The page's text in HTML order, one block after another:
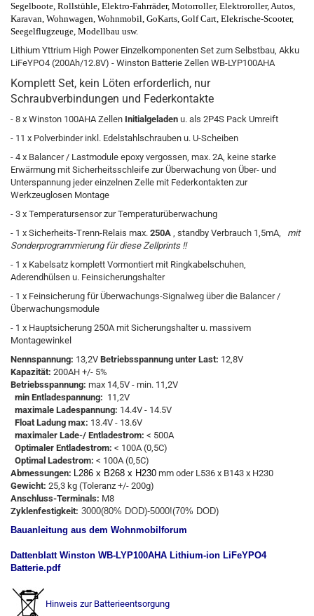
Segelboote, Rollstühle, Elektro-Fahrräder, Motorroller, Elektroroller,Autos,
Karavan, Wohnwagen, Wohnmobil, GoKarts, Golf Cart, Elekrische-Scooter,
Seegelflugzeuge, Modellbau usw.
Lithium Yttrium High Power Einzelkomponenten Set zum Selbstbau, Akku
LiFeYPO4 (200Ah/12.8V) - Winston Batterie Zellen WB-LYP100AHA
Komplett Set, kein Löten erforderlich, nur
Schraubverbindungen und Federkontakte
- 8 x Winston 100AHA Zellen Initialgeladen u. als 2P4S Pack Umreift
- 11 x Polverbinder inkl. Edelstahlschrauben u. U-Scheiben
- 4 x Balancer / Lastmodule epoxy vergossen, max. 2A, keine starke
Erwärmung mit Sicherheitsschleife zur Überwachung von Über- und
Unterspannung jeder einzelnen Zelle mit Federkontakten zur
Werkzeuglosen Montage
- 3 x Temperatursensor zur Temperaturüberwachung
- 1 x Sicherheits-Trenn-Relais max. 250A , standby Verbrauch 1,5mA, mit
Sonderprogrammierung für diese Zellprints !!
- 1 x Kabelsatz komplett Vormontiert mit Ringkabelschuhen,
Aderendhülsen u. Feinsicherungshalter
- 1 x Feinsicherung für Überwachungs-Signalweg über die Balancer /
Überwachungsmodule
- 1 x Hauptsicherung 250A mit Sicherungshalter u. massivem
Montagewinkel
Nennspannung: 13,2V Betriebsspannung unter Last: 12,8V
Kapazität: 200AH +/- 5%
Betriebsspannung: max 14,5V - min. 11,2V
min Entladespannung: 11,2V
maximale Ladespannung: 14.4V - 14.5V
Float Ladung max: 13.4V - 13.6V
maximaler Lade-/ Entladestrom: < 500A
Optimaler Entladestrom: < 100A(0,5C)
Optimal Ladestrom: < 100A (0,5C)
Abmessungen: L286 x B268 x H230 mm oder L536 x B143 x H230
Gewicht: 25,3 kg (Toleranz +/- 200g)
Anschluss-Terminals: M8
Zyklenfestigkeit: 3000(80% DOD)-5000!(70% DOD)
Bauanleitung aus dem Wohnmobilforum
Dattenblatt Winston WB-LYP100AHA Lithium-ion LiFeYPO4
Batterie.pdf
Hinweis zur Batterieentsorgung